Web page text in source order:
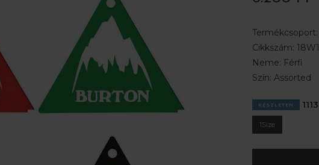
Termékcsoport:
Cikkszám:
Neme: Férfi
Szín: Assorted
KÉSZLETEN
1Size